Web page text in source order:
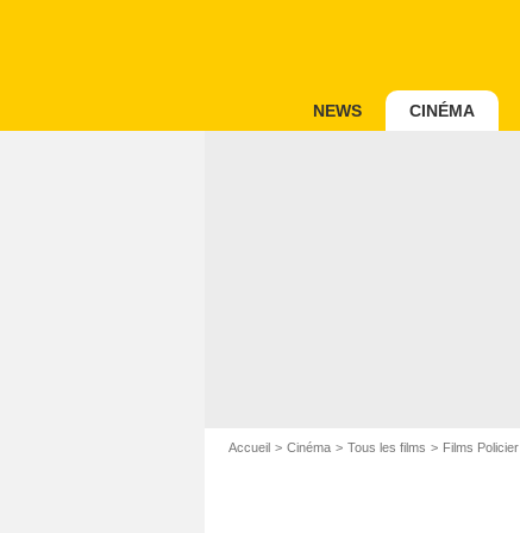
NEWS CINÉMA
Accueil Cinéma Tous les films Films Policier